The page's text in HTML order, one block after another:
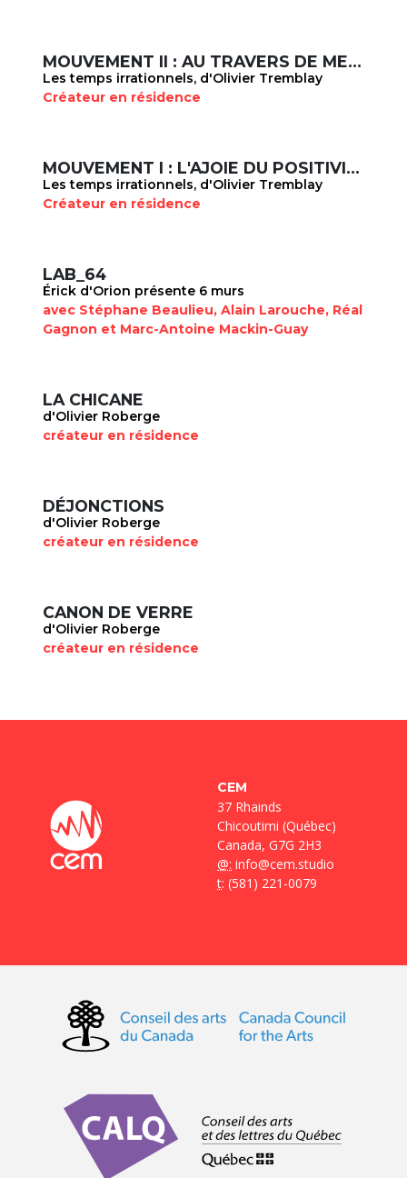
MOUVEMENT II : AU TRAVERS DE MES YEUX
Les temps irrationnels, d'Olivier Tremblay
Créateur en résidence
MOUVEMENT I : L'AJOIE DU POSITIVISME
Les temps irrationnels, d'Olivier Tremblay
Créateur en résidence
LAB_64
Érick d'Orion présente 6 murs
avec Stéphane Beaulieu, Alain Larouche, Réal
Gagnon et Marc-Antoine Mackin-Guay
LA CHICANE
d'Olivier Roberge
créateur en résidence
DÉJONCTIONS
d'Olivier Roberge
créateur en résidence
CANON DE VERRE
d'Olivier Roberge
créateur en résidence
CEM
37 Rhainds
Chicoutimi (Québec)
Canada, G7G 2H3
@: info@cem.studio
t: (581) 221-0079